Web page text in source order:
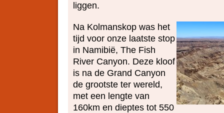
liggen.
Na Kolmanskop was het
tijd voor onze laatste stop
in Namibië, The Fish
River Canyon. Deze kloof
is na de Grand Canyon
de grootste ter wereld,
met een lengte van
160km en dieptes tot 550